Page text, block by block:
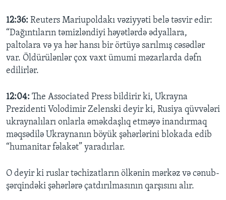
12:36: Reuters Mariupoldakı vəziyyəti belə təsvir edir:
“Dağıntıların təmizləndiyi həyətlərdə ədyallara,
paltolara və ya hər hansı bir örtüyə sarılmış cəsədlər
var. Öldürülənlər çox vaxt ümumi məzarlarda dəfn
edilirlər.
12:04: The Associated Press bildirir ki, Ukrayna
Prezidenti Volodimir Zelenski deyir ki, Rusiya qüvvələri
ukraynalıları onlarla əməkdaşlıq etməyə inandırmaq
məqsədilə Ukraynanın böyük şəhərlərini blokada edib
“humanitar fəlakət” yaradırlar.
O deyir ki ruslar təchizatların ölkənin mərkəz və cənub-
şərqindəki şəhərlərə çatdırılmasının qarşısını alır.